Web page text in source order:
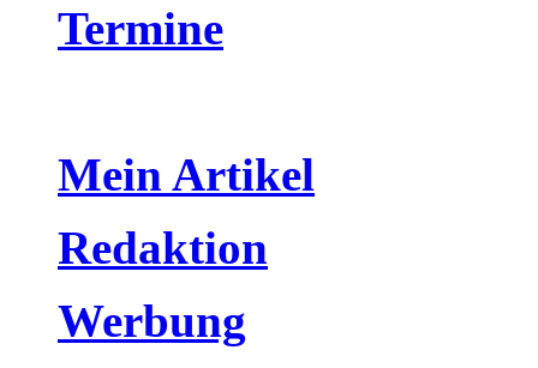
Termine
Mein Artikel
Redaktion
Werbung